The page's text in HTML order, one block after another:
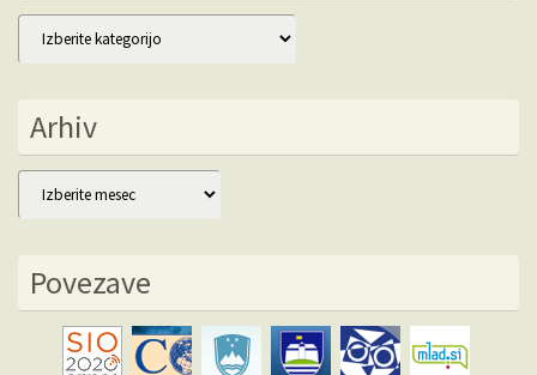
Kategorije
Arhiv
Arhiv
Povezave